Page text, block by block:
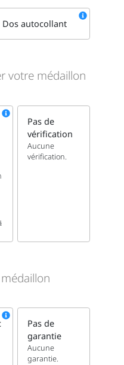
Dos autocollant
votre médaillon
Pas de
vérification
Aucune
vérification.
Pas de
garantie
Aucune
garantie.